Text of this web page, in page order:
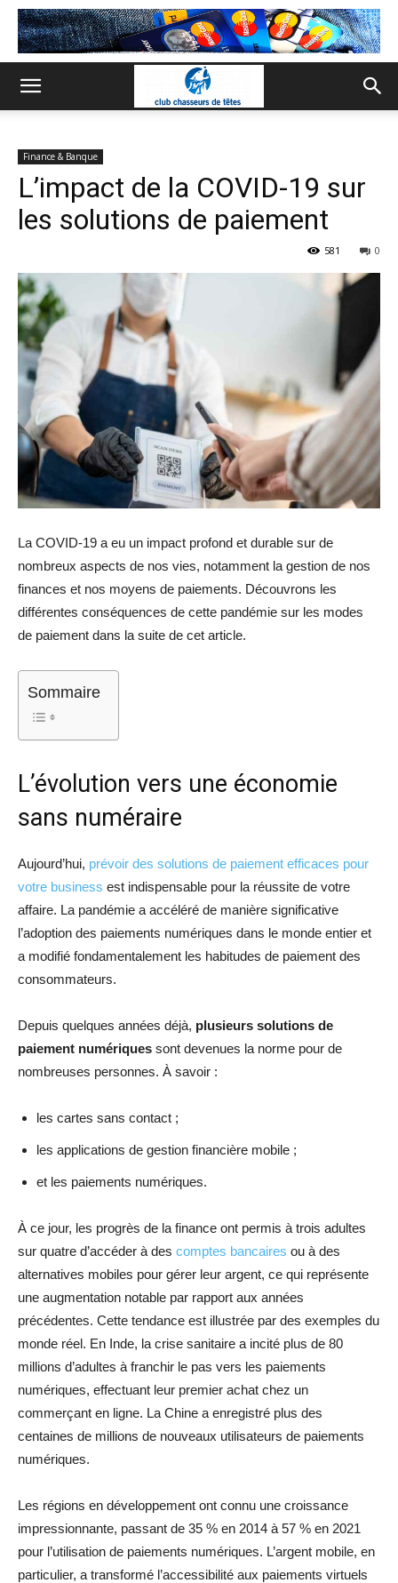
Finance & Banque
L’impact de la COVID-19 sur
les solutions de paiement
0
581
La COVID-19 a eu un impact profond et durable sur de
nombreux aspects de nos vies, notamment la gestion de nos
finances et nos moyens de paiements. Découvrons les
différentes conséquences de cette pandémie sur les modes
de paiement dans la suite de cet article.
Sommaire
L’évolution vers une économie
sans numéraire
Aujourd’hui, prévoir des solutions de paiement efficaces pour
votre business est indispensable pour la réussite de votre
affaire. La pandémie a accéléré de manière significative
l’adoption des paiements numériques dans le monde entier et
a modifié fondamentalement les habitudes de paiement des
consommateurs.
Depuis quelques années déjà, plusieurs solutions de
paiement numériques sont devenues la norme pour de
nombreuses personnes. À savoir :
les cartes sans contact ;
les applications de gestion financière mobile ;
et les paiements numériques.
À ce jour, les progrès de la finance ont permis à trois adultes
sur quatre d’accéder à des comptes bancaires ou à des
alternatives mobiles pour gérer leur argent, ce qui représente
une augmentation notable par rapport aux années
précédentes. Cette tendance est illustrée par des exemples du
monde réel. En Inde, la crise sanitaire a incité plus de 80
millions d’adultes à franchir le pas vers les paiements
numériques, effectuant leur premier achat chez un
commerçant en ligne. La Chine a enregistré plus des
centaines de millions de nouveaux utilisateurs de paiements
numériques.
Les régions en développement ont connu une croissance
impressionnante, passant de 35 % en 2014 à 57 % en 2021
pour l’utilisation de paiements numériques. L’argent mobile, en
particulier, a transformé l’accessibilité aux paiements virtuels